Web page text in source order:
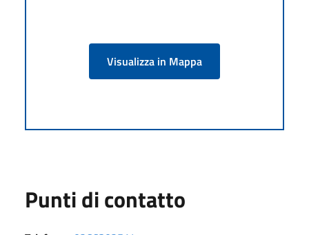
Visualizza in Mappa
Punti di contatto